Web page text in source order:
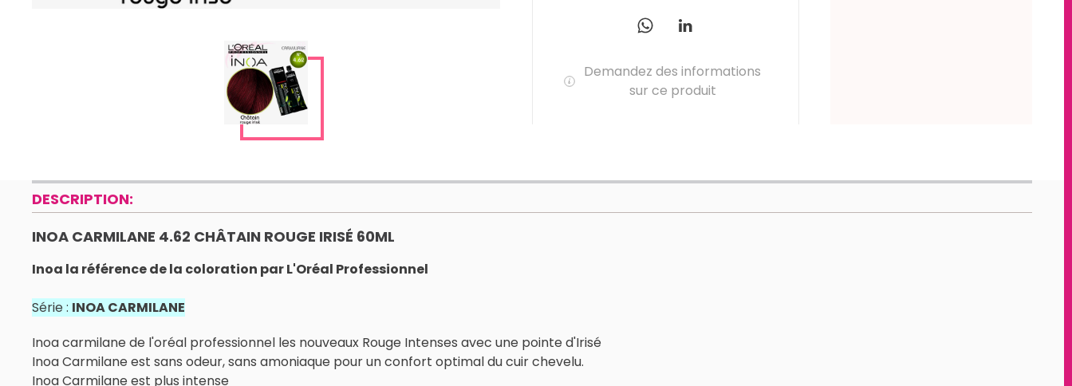
Demandez des informations
sur ce produit
DESCRIPTION:
INOA CARMILANE 4.62 CHÂTAIN ROUGE IRISÉ 60ML
Inoa la référence de la coloration par L'Oréal Professionnel
Série : INOA CARMILANE
Inoa carmilane de l'oréal professionnel les nouveaux Rouge Intenses avec une pointe d'Irisé
Inoa Carmilane est sans odeur, sans amoniaque pour un confort optimal du cuir chevelu.
Inoa Carmilane est plus intense